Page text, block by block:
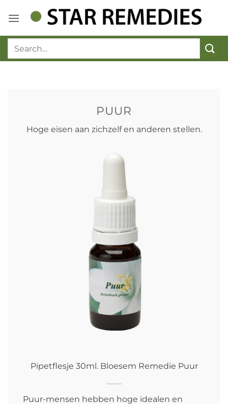
naar
PUUR
Hoge eisen aan zichzelf en anderen stellen.
Pipetflesje 30ml. Bloesem Remedie Puur
Puur-mensen hebben hoge idealen en